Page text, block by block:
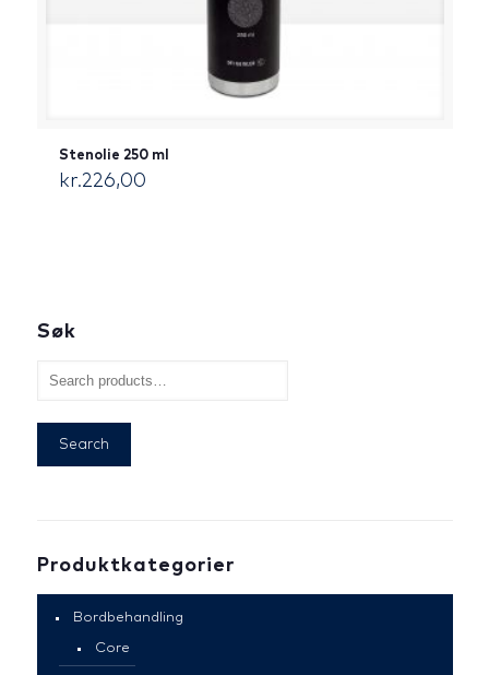
Stenolie 250 ml
kr.226,00
Søk
Search
Produktkategorier
Bordbehandling
Core